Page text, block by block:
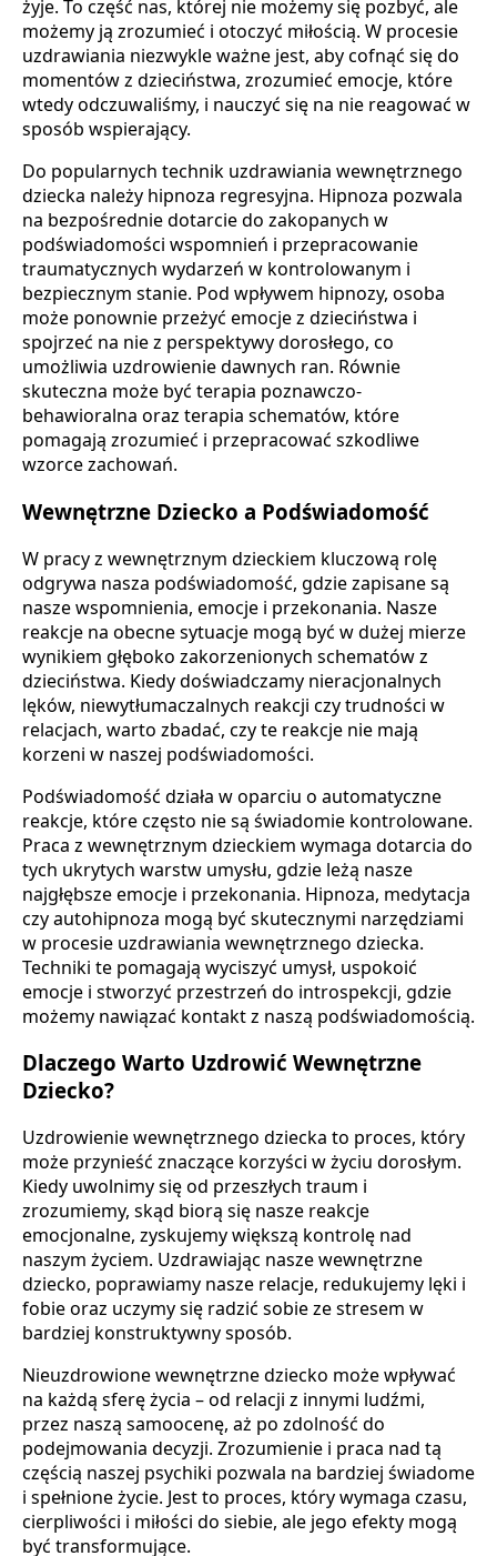
żyje. To część nas, której nie możemy się pozbyć, ale
możemy ją zrozumieć i otoczyć miłością. W procesie
uzdrawiania niezwykle ważne jest, aby cofnąć się do
momentów z dzieciństwa, zrozumieć emocje, które
wtedy odczuwaliśmy, i nauczyć się na nie reagować w
sposób wspierający.
Do popularnych technik uzdrawiania wewnętrznego
dziecka należy hipnoza regresyjna. Hipnoza pozwala
na bezpośrednie dotarcie do zakopanych w
podświadomości wspomnień i przepracowanie
traumatycznych wydarzeń w kontrolowanym i
bezpiecznym stanie. Pod wpływem hipnozy, osoba
może ponownie przeżyć emocje z dzieciństwa i
spojrzeć na nie z perspektywy dorosłego, co
umożliwia uzdrowienie dawnych ran. Równie
skuteczna może być terapia poznawczo-
behawioralna oraz terapia schematów, które
pomagają zrozumieć i przepracować szkodliwe
wzorce zachowań.
Wewnętrzne Dziecko a Podświadomość
W pracy z wewnętrznym dzieckiem kluczową rolę
odgrywa nasza podświadomość, gdzie zapisane są
nasze wspomnienia, emocje i przekonania. Nasze
reakcje na obecne sytuacje mogą być w dużej mierze
wynikiem głęboko zakorzenionych schematów z
dzieciństwa. Kiedy doświadczamy nieracjonalnych
lęków, niewytłumaczalnych reakcji czy trudności w
relacjach, warto zbadać, czy te reakcje nie mają
korzeni w naszej podświadomości.
Podświadomość działa w oparciu o automatyczne
reakcje, które często nie są świadomie kontrolowane.
Praca z wewnętrznym dzieckiem wymaga dotarcia do
tych ukrytych warstw umysłu, gdzie leżą nasze
najgłębsze emocje i przekonania. Hipnoza, medytacja
czy autohipnoza mogą być skutecznymi narzędziami
w procesie uzdrawiania wewnętrznego dziecka.
Techniki te pomagają wyciszyć umysł, uspokoić
emocje i stworzyć przestrzeń do introspekcji, gdzie
możemy nawiązać kontakt z naszą podświadomością.
Dlaczego Warto Uzdrowić Wewnętrzne
Dziecko?
Uzdrowienie wewnętrznego dziecka to proces, który
może przynieść znaczące korzyści w życiu dorosłym.
Kiedy uwolnimy się od przeszłych traum i
zrozumiemy, skąd biorą się nasze reakcje
emocjonalne, zyskujemy większą kontrolę nad
naszym życiem. Uzdrawiając nasze wewnętrzne
dziecko, poprawiamy nasze relacje, redukujemy lęki i
fobie oraz uczymy się radzić sobie ze stresem w
bardziej konstruktywny sposób.
Nieuzdrowione wewnętrzne dziecko może wpływać
na każdą sferę życia – od relacji z innymi ludźmi,
przez naszą samoocenę, aż po zdolność do
podejmowania decyzji. Zrozumienie i praca nad tą
częścią naszej psychiki pozwala na bardziej świadome
i spełnione życie. Jest to proces, który wymaga czasu,
cierpliwości i miłości do siebie, ale jego efekty mogą
być transformujące.